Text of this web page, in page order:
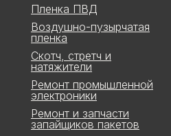
Пленка ПВД
Воздушно-пузырчатая
пленка
Скотч, стретч и
натяжители
Ремонт промышленной
электроники
Ремонт и запчасти
запайщиков пакетов